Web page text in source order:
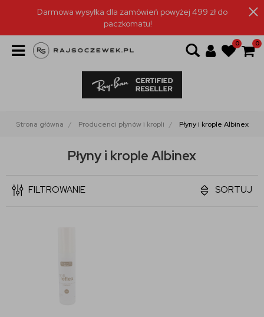
Darmowa wysyłka dla zamówień powyżej 499 zł do
paczkomatu!
0 0
Strona główna Producenci płynów i kropli Płyny i krople Albinex
Płyny i krople Albinex
FILTROWANIE SORTUJ